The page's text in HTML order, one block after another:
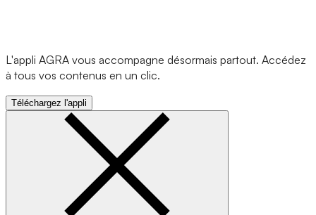
L'appli AGRA vous accompagne désormais partout. Accédez
à tous vos contenus en un clic.
Téléchargez l'appli